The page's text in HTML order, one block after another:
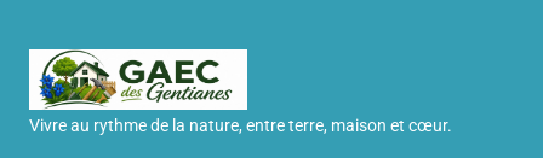
Vivre au rythme de la nature, entre terre, maison et cœur.